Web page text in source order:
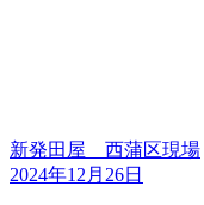
新発田屋 西蒲区現場
2024年12月26日